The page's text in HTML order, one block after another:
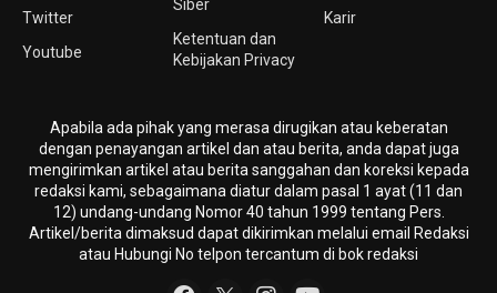
Twitter
Youtube
Siber
Ketentuan dan
Kebijakan Privacy
Karir
Apabila ada pihak yang merasa dirugikan atau keberatan
dengan penayangan artikel dan atau berita, anda dapat juga
mengirimkan artikel atau berita sanggahan dan koreksi kepada
redaksi kami, sebagaimana diatur dalam pasal 1 ayat (11 dan
12) undang-undang Nomor 40 tahun 1999 tentang Pers.
Artikel/berita dimaksud dapat dikirimkan melalui email Redaksi
atau Hubungi No telpon tercantum di bok redaksi